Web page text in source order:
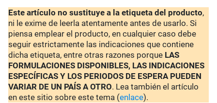
Este artículo no sustituye a la etiqueta del producto,
ni le exime de leerla atentamente antes de usarlo. Si
piensa emplear el producto, en cualquier caso debe
seguir estrictamente las indicaciones que contiene
dicha etiqueta, entre otras razones porque LAS
FORMULACIONES DISPONIBLES, LAS INDICACIONES
ESPECÍFICAS Y LOS PERIODOS DE ESPERA PUEDEN
VARIAR DE UN PAÍS A OTRO. Lea también el artículo
en este sitio sobre este tema (enlace).